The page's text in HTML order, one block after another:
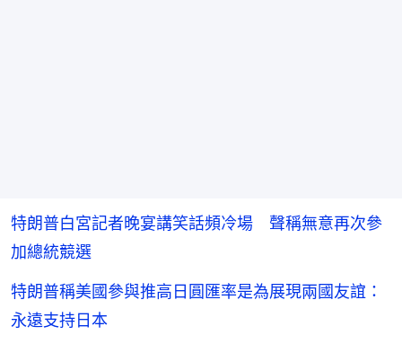
特朗普白宮記者晚宴講笑話頻冷場 聲稱無意再次參
加總統競選
特朗普稱美國參與推高日圓匯率是為展現兩國友誼：
永遠支持日本